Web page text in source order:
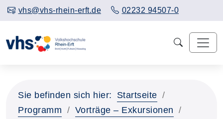
vhs@vhs-rhein-erft.de 02232 94507-0
Sie befinden sich hier:
Startseite
Programm
Vorträge – Exkursionen